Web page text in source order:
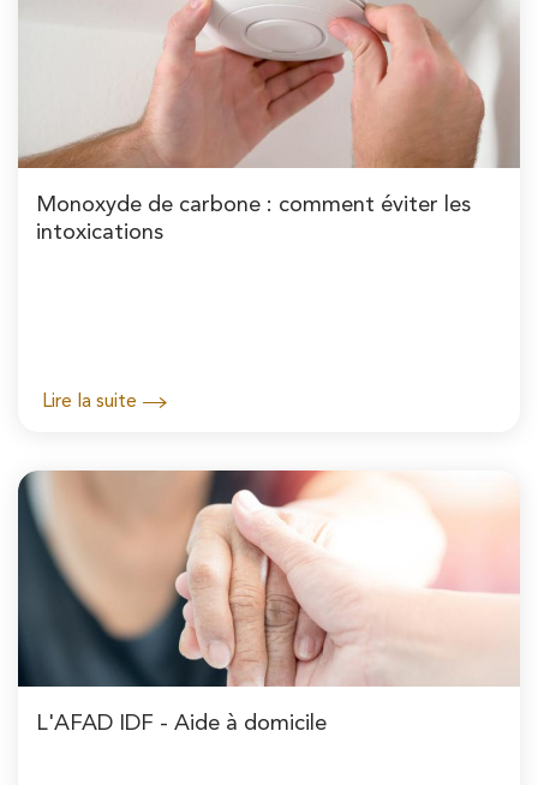
Monoxyde de carbone : comment éviter les
intoxications
Lire la suite
L'AFAD IDF - Aide à domicile